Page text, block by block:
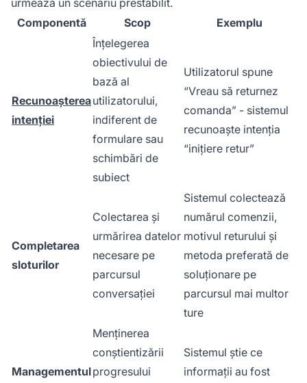
urmează un scenariu prestabilit.
Componentă
Scop Exemplu
Recunoașterea
intenției
Înțelegerea
obiectivului de
bază al
utilizatorului,
indiferent de
formulare sau
schimbări de
subiect
Utilizatorul spune
“Vreau să returnez
comanda” - sistemul
recunoaște intenția
“inițiere retur”
Completarea
sloturilor
Colectarea și
urmărirea datelor
necesare pe
parcursul
conversației
Sistemul colectează
numărul comenzii,
motivul returului și
metoda preferată de
soluționare pe
parcursul mai multor
ture
Managementul
Menținerea
conștientizării
progresului
Sistemul știe ce
informații au fost